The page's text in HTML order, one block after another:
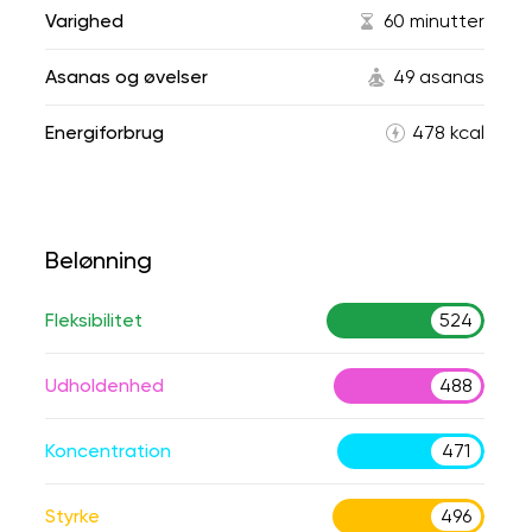
Varighed 60 minutter
Asanas og øvelser 49 asanas
Energiforbrug 478 kcal
Belønning
Fleksibilitet 524
Udholdenhed 488
Koncentration 471
Styrke 496